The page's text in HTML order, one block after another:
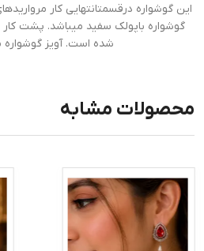
این گوشواره درقسمتانتهایی کار
گوشواره باپولک سفید میباشد. پشت
شده است. آویز گوشواره
محصولات مشابه